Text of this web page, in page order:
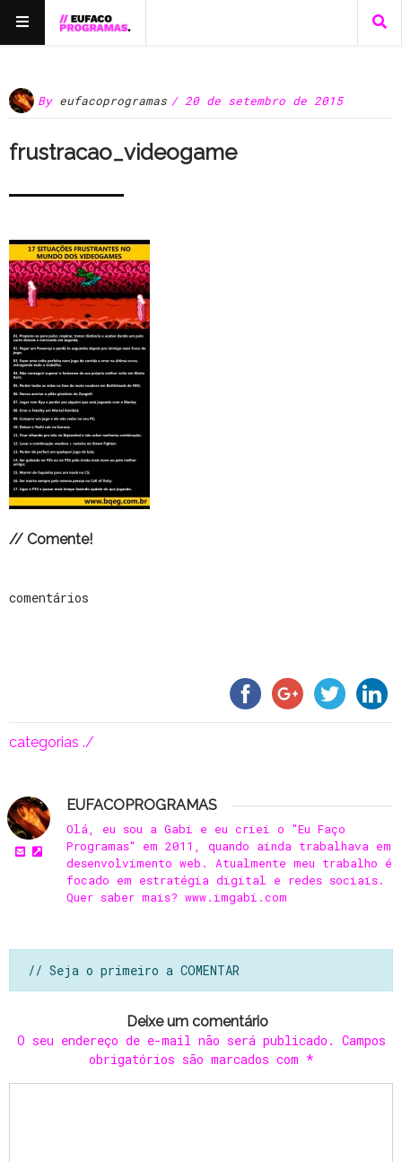
By eufacoprogramas / 20 de setembro de 2015
frustracao_videogame
// Comente!
comentários
categorias ./
EUFACOPROGRAMAS
Olá, eu sou a Gabi e eu criei o "Eu Faço
Programas" em 2011, quando ainda trabalhava em
desenvolvimento web. Atualmente meu trabalho é
focado em estratégia digital e redes sociais.
Quer saber mais? www.imgabi.com
// Seja o primeiro a COMENTAR
Deixe um comentário
O seu endereço de e-mail não será publicado. Campos
obrigatórios são marcados com *